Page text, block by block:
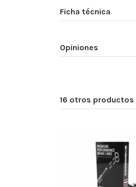
Ficha técnica
Opiniones
16 otros